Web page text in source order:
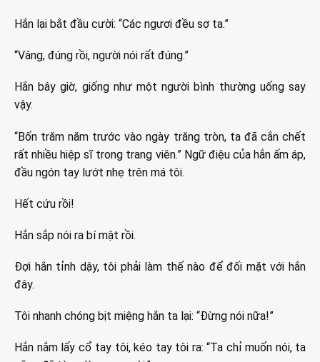
Hắn lại bắt đầu cười: “Các ngươi đều sợ ta.”
“Vâng, đúng rồi, người nói rất đúng.”
Hắn bây giờ, giống như một người bình thường uống say
vậy.
“Bốn trăm năm trước vào ngày trăng tròn, ta đã cắn chết
rất nhiều hiệp sĩ trong trang viên.” Ngữ điệu của hắn ấm áp,
đầu ngón tay lướt nhẹ trên má tôi.
Hết cứu rồi!
Hắn sắp nói ra bí mật rồi.
Đợi hắn tỉnh dậy, tôi phải làm thế nào để đối mặt với hắn
đây.
Tôi nhanh chóng bịt miệng hắn ta lại: “Đừng nói nữa!”
Hắn nắm lấy cổ tay tôi, kéo tay tôi ra: “Ta chỉ muốn nói, ta